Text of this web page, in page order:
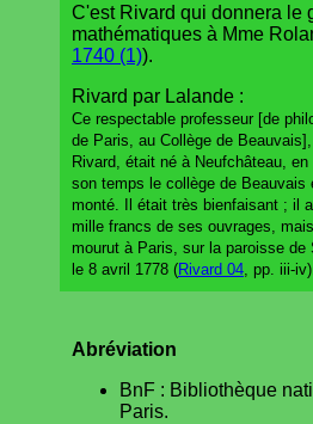
C'est Rivard qui donnera le
mathématiques à Mme
1740 (1)).
Rivard par Lalande :
Ce respectable professeur [de
de Paris, au Collège de
Rivard, était né à Neufchâteau,
son temps le collège de Beauvais
monté. Il était très bienfaisant ; il
mille francs de ses ouvrages,
mourut à Paris, sur la paroisse de
le 8 avril 1778 (Rivard 04 , pp. iii-iv).
Abréviation
BnF : Bibliothèque
Paris.